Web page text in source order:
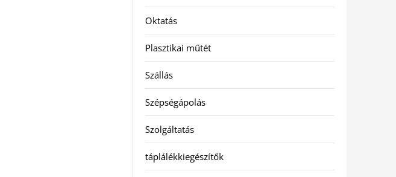
Oktatás
Plasztikai műtét
Szállás
Szépségápolás
Szolgáltatás
táplálékkiegészítők